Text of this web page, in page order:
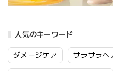
人気のキーワード
ダメージケア サラサラヘ